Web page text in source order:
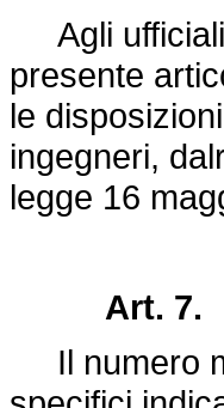
Agli ufficiali
presente
le
ingegneri,
legge 16
Art. 7.
Il numero